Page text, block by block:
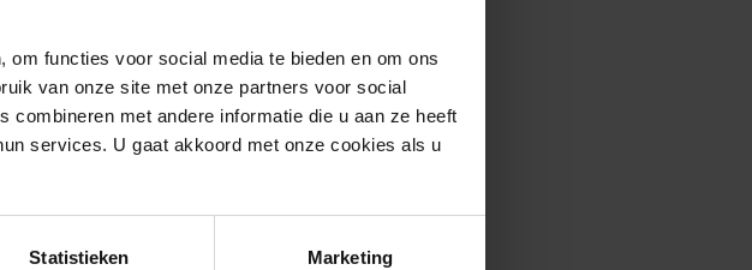
functies voor social media te bieden en om ons
van onze site met onze partners voor social
combineren met andere informatie die u aan ze heeft
services. U gaat akkoord met onze cookies als u
Statistieken Marketing
van de leverancier een afwijkend BTW
kan worden vastgelegd.